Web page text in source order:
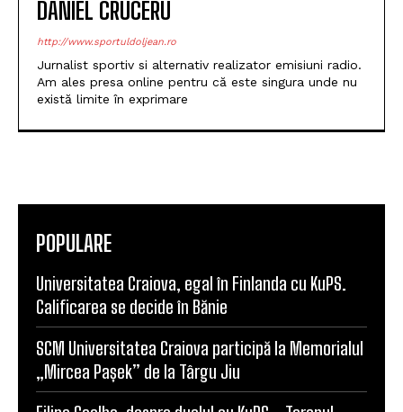
DANIEL CRUCERU
Jurnalist sportiv si alternativ realizator emisiuni radio.
Am ales presa online pentru că este singura unde nu
POPULARE
Universitatea Craiova, egal în Finlanda cu KuPS.
Calificarea se decide în Bănie
SCM Universitatea Craiova participă la Memorialul
„Mircea Pașek” de la Târgu Jiu